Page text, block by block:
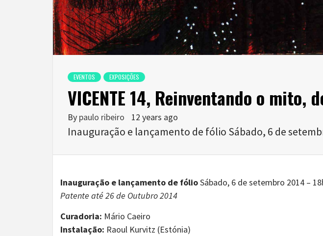
EVENTOS EXPOSIÇÕES
VICENTE 14, Reinventando o mito,
By paulo ribeiro 12 years ago
Inauguração e lançamento de fólio Sábado, 6 de
Inauguração e lançamento de fólioSábado, 6 de setembro 2014 –
Patente até 26 de Outubro 2014
Curadoria: Mário Caeiro
Instalação: Raoul Kurvitz (Estónia)